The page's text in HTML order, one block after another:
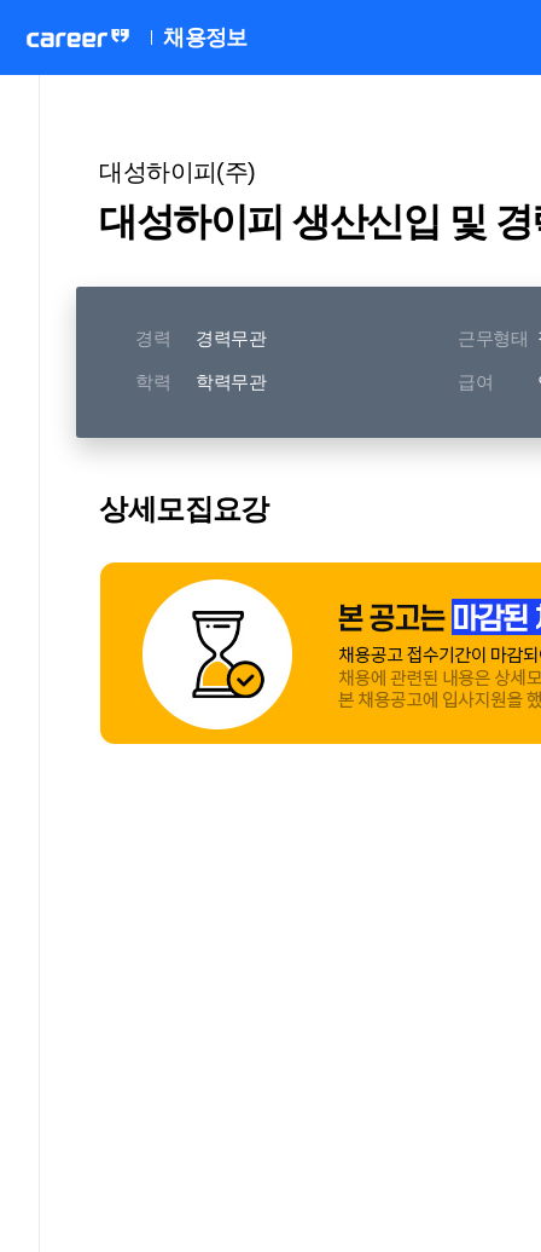
채용정보
대성하이피(주)
대성하이피 생산신입 및
경력 경력무관 근무형태
학력 학력무관 급여
상세모집요강